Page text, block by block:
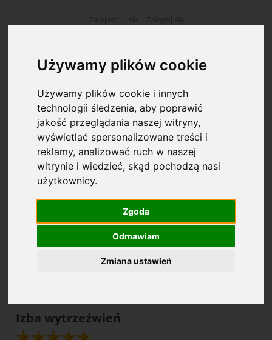
Używamy plików cookie
Używamy plików cookie i innych
technologii śledzenia, aby poprawić
jakość przeglądania naszej witryny,
wyświetlać spersonalizowane treści i
reklamy, analizować ruch w naszej
witrynie i wiedzieć, skąd pochodzą nasi
użytkownicy.
Zgoda
Odmawiam
Zmiana ustawień
Opcje przeglądania
Kategorie: Izba wytrzeźwień
Izba wytrzeźwień